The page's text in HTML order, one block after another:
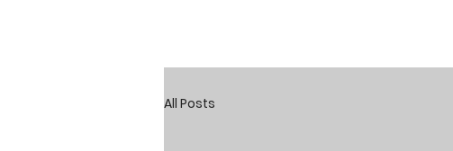
All Posts